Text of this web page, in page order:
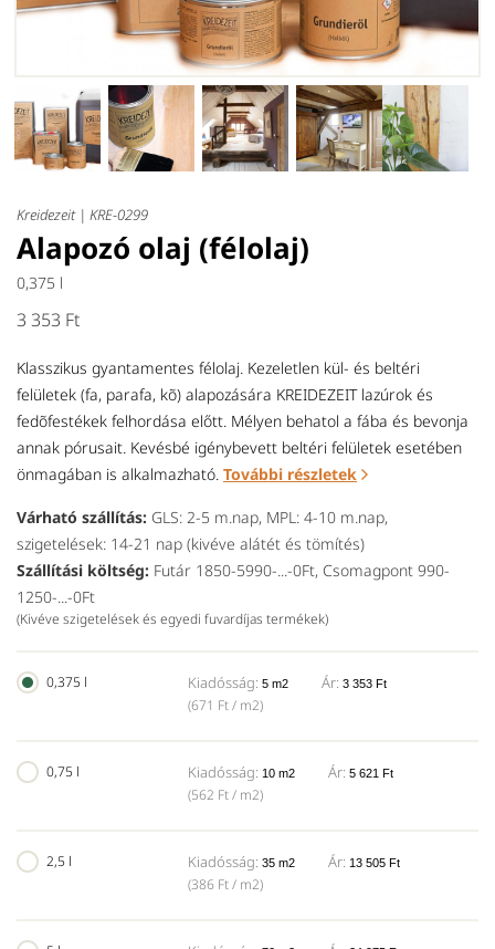
Kreidezeit | KRE-0299
Alapozó olaj (félolaj)
0,375 l
3 353 Ft
Klasszikus gyantamentes félolaj. Kezeletlen kül- és beltéri
felületek (fa, parafa, kõ) alapozására KREIDEZEIT lazúrok és
fedõfestékek felhordása előtt. Mélyen behatol a fába és bevonja
annak pórusait. Kevésbé igénybevett beltéri felületek esetében
önmagában is alkalmazható. További részletek
Várható szállítás: GLS: 2-5 m.nap, MPL: 4-10 m.nap,
szigetelések: 14-21 nap (kivéve alátét és tömítés)
Szállítási költség: Futár 1850-5990-...-0Ft, Csomagpont 990-
1250-...-0Ft
(Kivéve szigetelések és egyedi fuvardíjas termékek)
0,375 l Kiadósság: 5 m2
(671 Ft / m2)
Ár: 3 353 Ft
0,75 l Kiadósság: 10 m2
(562 Ft / m2)
Ár: 5 621 Ft
2,5 l Kiadósság: 35 m2
(386 Ft / m2)
Ár: 13 505 Ft